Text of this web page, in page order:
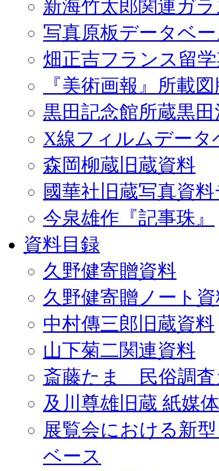
新海竹太郎関連ガ
写真原板データベ
畑正吉フランス留
『美術画報』所載
黒田記念館所蔵黒
X線フィルムデータ
森岡柳蔵旧蔵資料
國華社旧蔵写真資
今泉雄作『記事珠』
資料目録
久野健寄贈資料
久野健寄贈ノート
中村傳三郎旧蔵資料
山下菊二関連資料
斎藤たま 民俗調査
及川尊雄旧蔵 紙媒
展覧会における新
ベース